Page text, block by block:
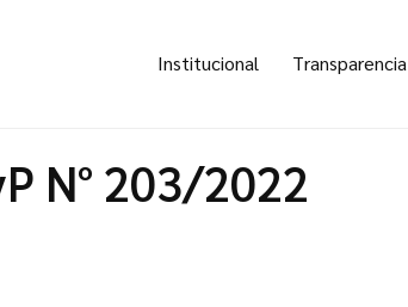
Institucional Transparencia
N° 203/2022